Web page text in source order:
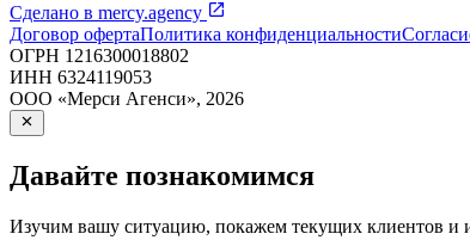
Сделано в mercy.agency
Договор офертаПолитика конфиденциальности
ОГРН 1216300018802
ИНН 6324119053
ООО «Мерси Агенси», 2026
Давайте познакомимся
Изучим вашу ситуацию, покажем текущих клиентов и